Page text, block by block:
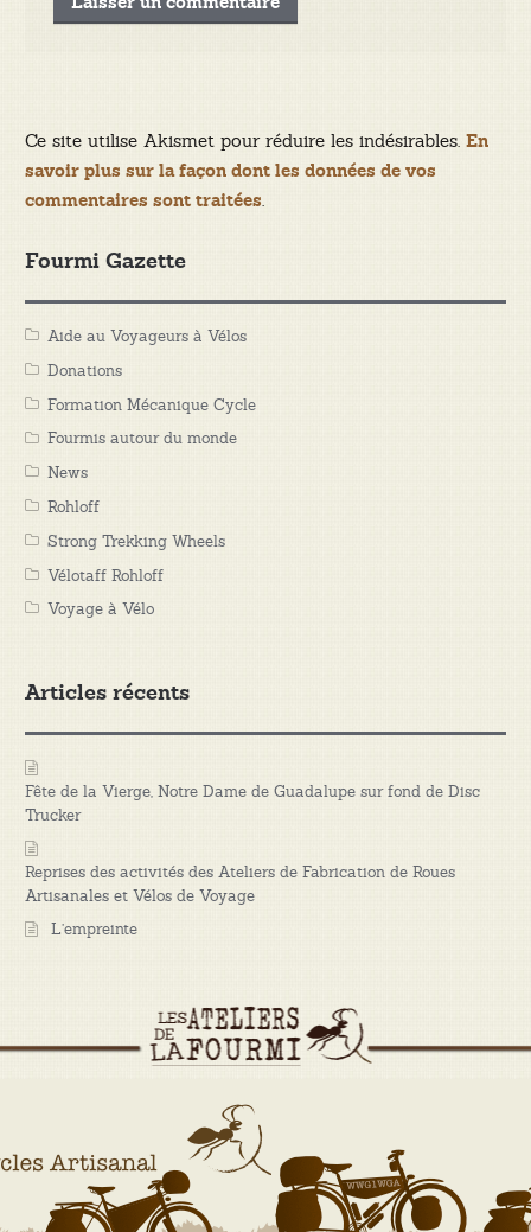
Ce site utilise Akismet pour réduire les indésirables. En
savoir plus sur la façon dont les données de vos
commentaires sont traitées.
Fourmi Gazette
Aide au Voyageurs à Vélos
Donations
Formation Mécanique Cycle
Fourmis autour du monde
News
Rohloff
Strong Trekking Wheels
Vélotaff Rohloff
Voyage à Vélo
Articles récents
Fête de la Vierge, Notre Dame de Guadalupe sur fond de Disc
Trucker
Reprises des activités des Ateliers de Fabrication de Roues
Artisanales et Vélos de Voyage
L’empreinte